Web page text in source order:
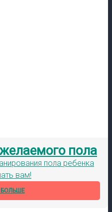
пола
пола ребенка
вам!
БОЛЬШЕ